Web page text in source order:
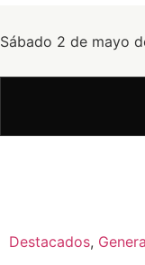
Sábado 2 de mayo
Destacados,